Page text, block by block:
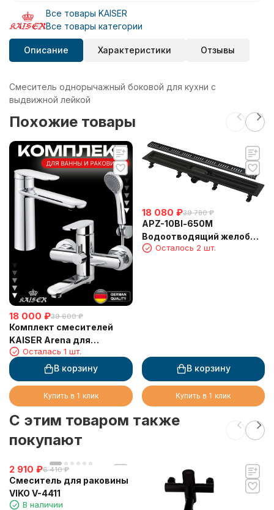
Все товары KAISER
Все товары категории
Описание Характеристики Отзывы
Смеситель однорычажный боковой для кухни с
выдвижной лейкой
Похожие товары
18 000 ₽39 600 ₽
Комплект смесителей
KAISER Arena для
раковины 33211 и для
ванны KAISER Arena
33022, хром
Осталась 1 шт.
В корзину
Купить в 1 клик
18 080 ₽39 780 ₽
APZ-10Bl-650M
Водоотводящий желоб
AlcaPlast с порогами для
Осталось 2 шт.
В корзину
Купить в 1 клик
C этим товаром также
покупают
2 910 ₽6 410 ₽
Смеситель для раковины
VIKO V-4411
В наличии